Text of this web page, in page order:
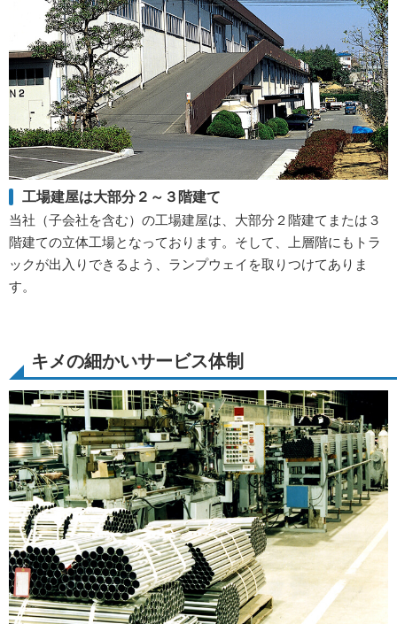
工場建屋は大部分２～３階建て
当社（子会社を含む）の工場建屋は、大部分２階建てまたは３
階建ての立体工場となっております。そして、上層階にもトラ
ックが出入りできるよう、ランプウェイを取りつけてありま
す。
キメの細かいサービス体制